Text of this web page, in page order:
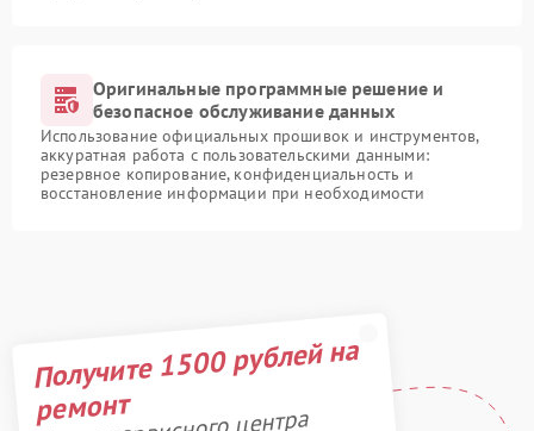
Оригинальные программные решение и
безопасное обслуживание данных
Использование официальных прошивок и инструментов,
аккуратная работа с пользовательскими данными:
резервное копирование, конфиденциальность и
восстановление информации при необходимости
Получите 1500 рублей на
ремонт